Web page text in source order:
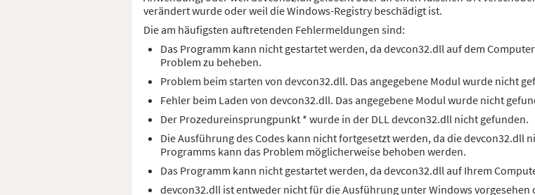
verändert wurde oder weil die Windows-Registry beschädigt ist.
Die am häufigsten auftretenden Fehlermeldungen sind:
Das Programm kann nicht gestartet werden, da devcon32.dll auf dem
Problem zu beheben.
Problem beim starten von devcon32.dll. Das angegebene Modul wurde nicht
Fehler beim Laden von devcon32.dll. Das angegebene Modul wurde nicht
Der Prozedureinsprungpunkt * wurde in der DLL devcon32.dll nicht gefunden.
Die Ausführung des Codes kann nicht fortgesetzt werden, da die devcon32.dll
Programms kann das Problem möglicherweise behoben werden.
Das Programm kann nicht gestartet werden, da devcon32.dll auf Ihrem
devcon32.dll ist entweder nicht für die Ausführung unter Windows